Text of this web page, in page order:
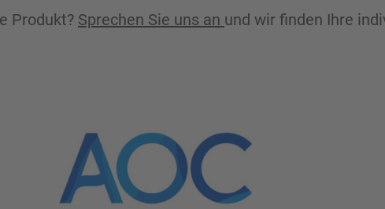
Produkt? Sprechen Sie uns an und wir finden Ihre